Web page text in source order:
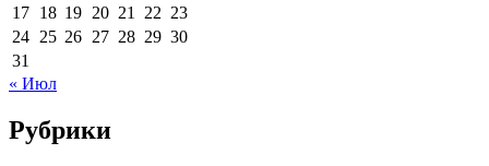
17 18 19 20 21 22 23
24 25 26 27 28 29 30
31
« Июл
Рубрики